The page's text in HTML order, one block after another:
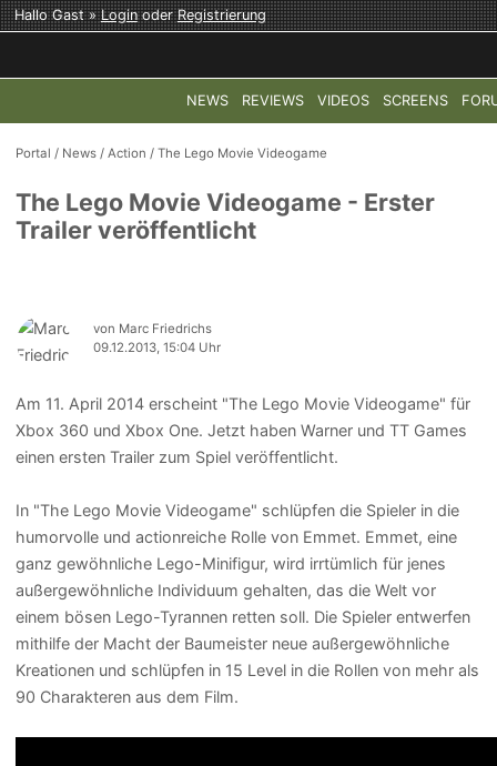
Hallo Gast »LoginoderRegistrierung
NEWS REVIEWS VIDEOS SCREENS
COD: MODERN WARFARE 4 HALO:
Portal / News /Action /The Lego Movie Videogame
The Lego Movie Videogame - Erster
Trailer veröffentlicht
von Marc Friedrichs
09.12.2013, 15:04 Uhr
Am 11. April 2014 erscheint "The Lego Movie Videogame" für
Xbox 360 und Xbox One. Jetzt haben Warner und TT Games
einen ersten Trailer zum Spiel veröffentlicht.
In "The Lego Movie Videogame" schlüpfen die Spieler in die
humorvolle und actionreiche Rolle von Emmet. Emmet, eine
ganz gewöhnliche Lego-Minifigur, wird irrtümlich für jenes
außergewöhnliche Individuum gehalten, das die Welt vor
einem bösen Lego-Tyrannen retten soll. Die Spieler entwerfen
mithilfe der Macht der Baumeister neue außergewöhnliche
Kreationen und schlüpfen in 15 Level in die Rollen von mehr als
90 Charakteren aus dem Film.